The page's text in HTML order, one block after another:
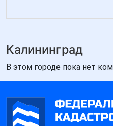
Калининград
В этом городе пока нет